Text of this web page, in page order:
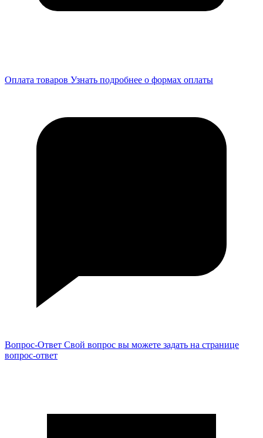
Оплата товаров Узнать подробнее о формах оплаты
Вопрос-Ответ Свой вопрос вы можете задать на странице
вопрос-ответ